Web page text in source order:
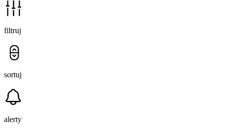
filtruj
sortuj
alerty